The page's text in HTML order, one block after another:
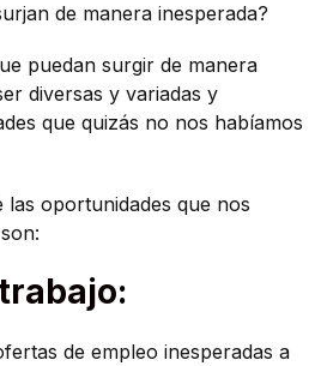
de manera inesperada?
puedan surgir de manera
diversas y variadas y
que quizás no nos habíamos
las oportunidades que nos
de empleo inesperadas a